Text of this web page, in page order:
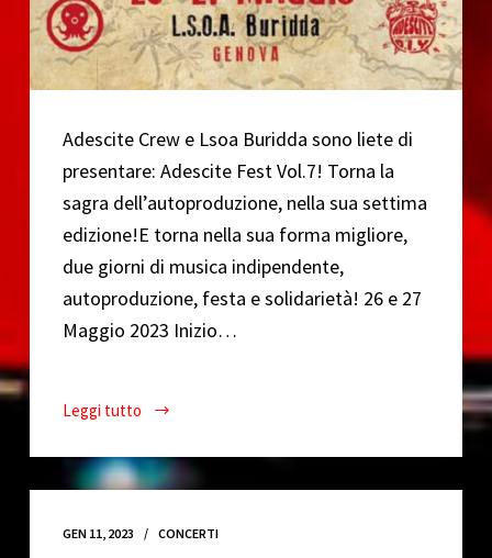
Adescite Crew e Lsoa Buridda sono liete di
presentare: Adescite Fest Vol.7! Torna la
sagra dell’autoproduzione, nella sua settima
edizione!E torna nella sua forma migliore,
due giorni di musica indipendente,
autoproduzione, festa e solidarietà! 26 e 27
Maggio 2023 Inizio…
Leggi tutto
Adescite
Vol.
/
GEN 11, 2023 CONCERTI